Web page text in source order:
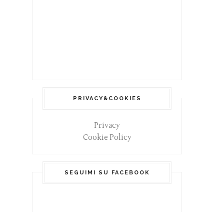
PRIVACY&COOKIES
Privacy
Cookie Policy
SEGUIMI SU FACEBOOK